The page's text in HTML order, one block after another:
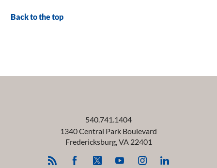
Back to the top
540.741.1404
1340 Central Park Boulevard
Fredericksburg,VA 22401